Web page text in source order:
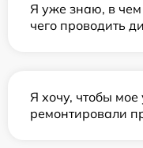
Я уже знаю, в
чего проводить
Я хочу, чтобы мое
ремонтировали